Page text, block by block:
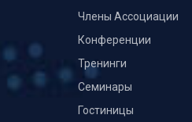
Члены Ассоциации
Конференции
Тренинги
Семинары
Гостиницы